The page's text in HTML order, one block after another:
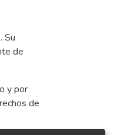
Su
de
y por
de